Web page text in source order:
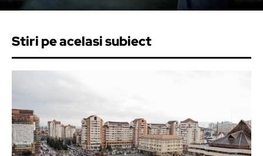
Stiri pe acelasi subiect